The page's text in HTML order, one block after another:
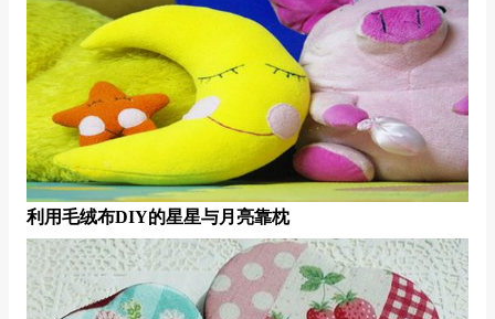
利用毛绒布DIY的星星与月亮靠枕